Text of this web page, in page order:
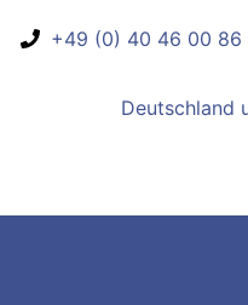
+49 (0) 40 46 00 86
Deutschland